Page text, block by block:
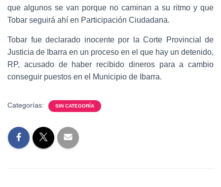
que algunos se van porque no caminan a su ritmo y que
Tobar seguirá ahí en Participación Ciudadana.
Tobar fue declarado inocente por la Corte Provincial de
Justicia de Ibarra en un proceso en el que hay un detenido,
RP, acusado de haber recibido dineros para a cambio
conseguir puestos en el Municipio de Ibarra.
Categorías: SIN CATEGORÍA